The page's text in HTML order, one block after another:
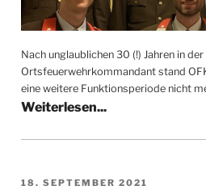
Nach unglaublichen 30 (!) Jahren in
Ortsfeuerwehrkommandant stand
eine weitere Funktionsperiode nicht
VERÖFFENTLICHT
18. SEPTEMBER 2021